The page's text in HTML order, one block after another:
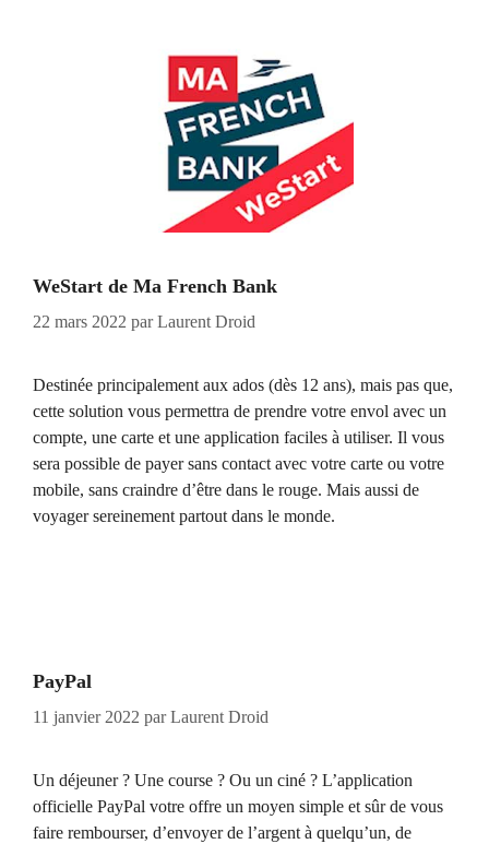
WeStart de Ma French Bank
22 mars 2022 parLaurent Droid
Destinée principalement aux ados (dès 12 ans), mais pas que,
cette solution vous permettra de prendre votre envol avec un
compte, une carte et une application faciles à utiliser. Il vous
sera possible de payer sans contact avec votre carte ou votre
mobile, sans craindre d’être dans le rouge. Mais aussi de
voyager sereinement partout dans le monde.
PayPal
11 janvier 2022 parLaurent Droid
Un déjeuner ? Une course ? Ou un ciné ? L’application
officielle PayPal votre offre un moyen simple et sûr de vous
faire rembourser, d’envoyer de l’argent à quelqu’un, de